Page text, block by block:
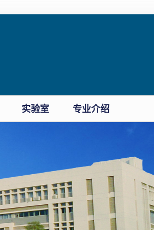
实验室 专业介绍